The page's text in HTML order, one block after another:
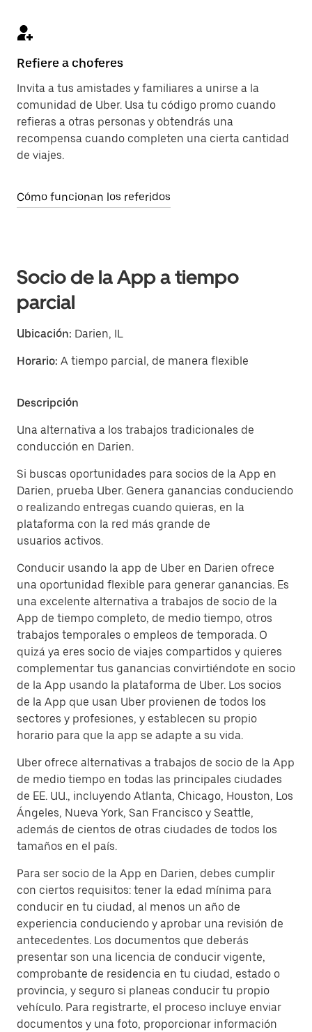
Refiere a choferes
Invita a tus amistades y familiares a unirse a la
comunidad de Uber. Usa tu código promo cuando
refieras a otras personas y obtendrás una
recompensa cuando completen una cierta cantidad
de viajes.
Cómo funcionan los referidos
Socio de la App a tiempo
parcial
Ubicación: Darien, IL
Horario: A tiempo parcial, de manera flexible
Descripción
Una alternativa a los trabajos tradicionales de
conducción en Darien.
Si buscas oportunidades para socios de la App en
Darien, prueba Uber. Genera ganancias conduciendo
o realizando entregas cuando quieras, en la
plataforma con la red más grande de
usuarios activos.
Conducir usando la app de Uber en Darien ofrece
una oportunidad flexible para generar ganancias. Es
una excelente alternativa a trabajos de socio de la
App de tiempo completo, de medio tiempo, otros
trabajos temporales o empleos de temporada. O
quizá ya eres socio de viajes compartidos y quieres
complementar tus ganancias convirtiéndote en socio
de la App usando la plataforma de Uber. Los socios
de la App que usan Uber provienen de todos los
sectores y profesiones, y establecen su propio
horario para que la app se adapte a su vida.
Uber ofrece alternativas a trabajos de socio de la App
de medio tiempo en todas las principales ciudades
de EE. UU., incluyendo Atlanta, Chicago, Houston, Los
Ángeles, Nueva York, San Francisco y Seattle,
además de cientos de otras ciudades de todos los
tamaños en el país.
Para ser socio de la App en Darien, debes cumplir
con ciertos requisitos: tener la edad mínima para
conducir en tu ciudad, al menos un año de
experiencia conduciendo y aprobar una revisión de
antecedentes. Los documentos que deberás
presentar son una licencia de conducir vigente,
comprobante de residencia en tu ciudad, estado o
provincia, y seguro si planeas conducir tu propio
vehículo. Para registrarte, el proceso incluye enviar
documentos y una foto, proporcionar información